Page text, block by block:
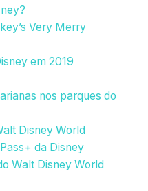
Very Merry
em 2019
nos parques do
Disney World
da Disney
Walt Disney World